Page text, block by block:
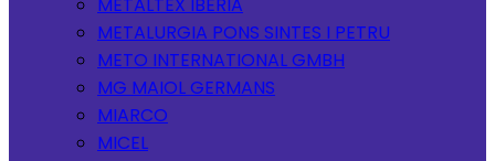
METALURGIA PONS SINTES I PETRU
METO INTERNATIONAL GMBH
MG MAIOL GERMANS
MIARCO
MICEL